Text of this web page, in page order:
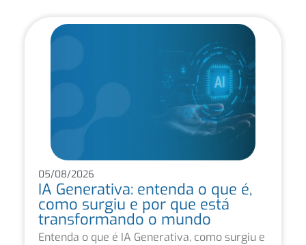
05/08/2026
IA Generativa: entenda o que é,
como surgiu e por que está
transformando o mundo
Entenda o que é IA Generativa, como surgiu e